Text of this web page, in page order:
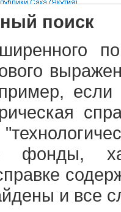
поиск
фонды,
и все